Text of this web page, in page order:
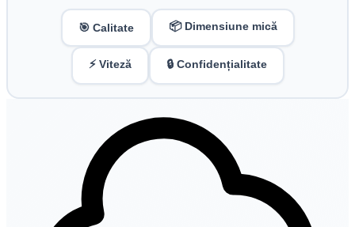
🎯 Calitate 📦 Dimensiune mică
⚡ Viteză 🔒 Confidențialitate